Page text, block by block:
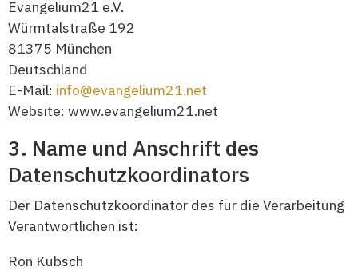
Evangelium21 e.V.
Würmtalstraße 192
81375 München
Deutschland
E-Mail: info@evangelium21.net
Website: www.evangelium21.net
Name und Anschrift des
Datenschutzkoordinators
Der Datenschutzkoordinator des für die Verarbeitung
Verantwortlichen ist:
Ron Kubsch